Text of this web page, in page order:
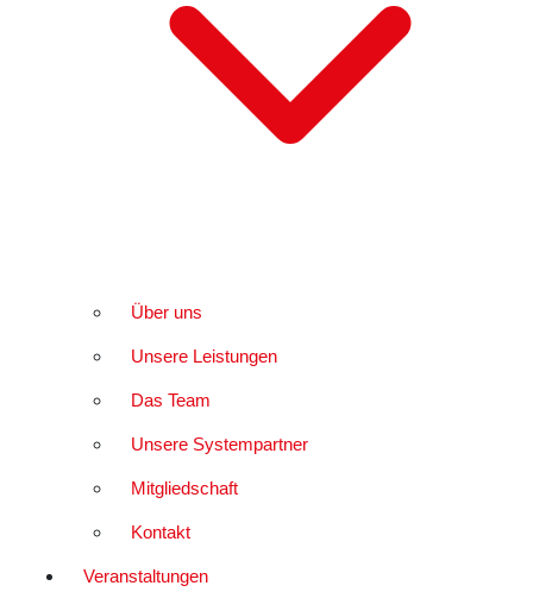
Über uns
Unsere Leistungen
Das Team
Unsere Systempartner
Mitgliedschaft
Kontakt
Veranstaltungen